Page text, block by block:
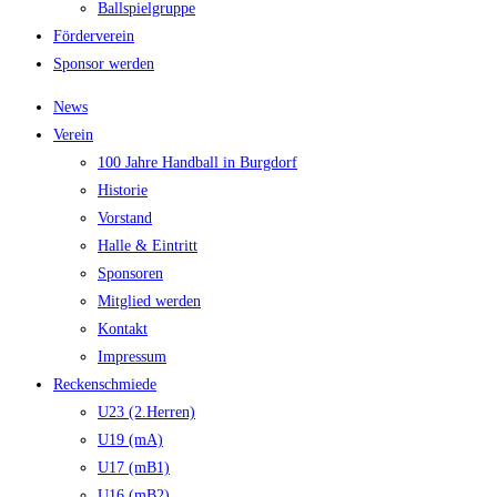
Ballspielgruppe
Förderverein
Sponsor werden
News
Verein
100 Jahre Handball in Burgdorf
Historie
Vorstand
Halle & Eintritt
Sponsoren
Mitglied werden
Kontakt
Impressum
Reckenschmiede
U23 (2.Herren)
U19 (mA)
U17 (mB1)